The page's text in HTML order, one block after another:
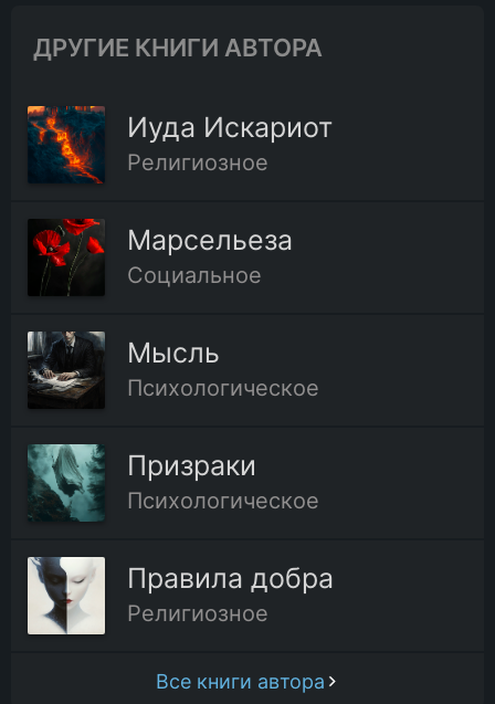
ДРУГИЕ КНИГИ АВТОРА
Иуда Искариот
Религиозное
Марсельеза
Социальное
Мысль
Психологическое
Призраки
Психологическое
Правила добра
Религиозное
Все книги автора